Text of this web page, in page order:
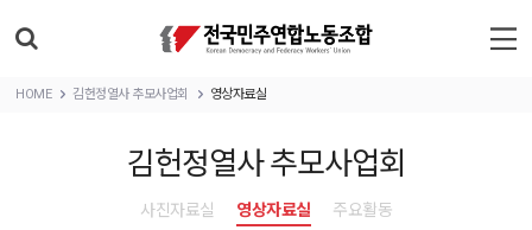
HOME 김헌정열사 추모사업회 영상자료실
김헌정열사 추모사업회
사진자료실 영상자료실 주요활동